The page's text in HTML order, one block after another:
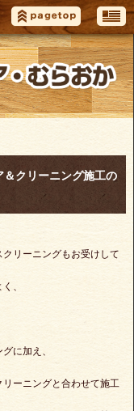
クリーニング施工の
リーニングもお受けして
、
に加え、
ーニングと合わせて施工